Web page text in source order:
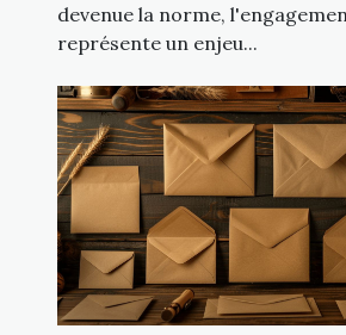
devenue la norme,
représente un enjeu...